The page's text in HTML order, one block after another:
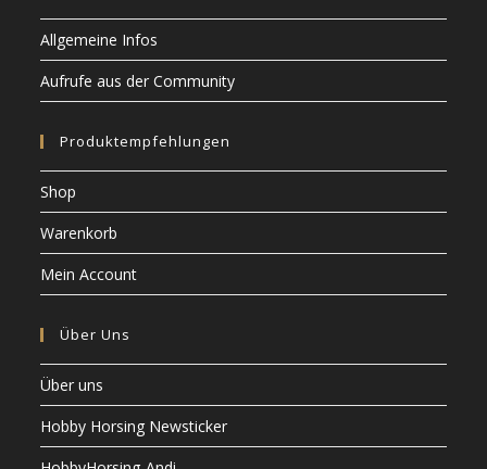
Allgemeine Infos
Aufrufe aus der Community
Produktempfehlungen
Shop
Warenkorb
Mein Account
Über Uns
Über uns
Hobby Horsing Newsticker